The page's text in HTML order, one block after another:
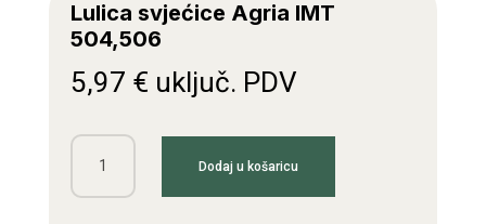
Lulica svjećice Agria IMT
504,506
5,97 € uključ. PDV
Lulica
svjećice
Dodaj u košaricu